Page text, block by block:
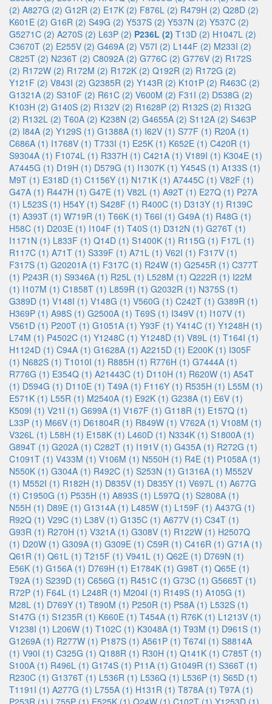
(2) A827G (2) G12R (2) E17K (2) F876L (2) R479H (2) Q28D (2)
K601E (2) G16R (2) S49G (2) Y537S (2) Y537N (2) Y537C (2)
G5271C (2) A270S (2) L63P (2) P236L (2) T13D (2) H1047L (2)
C3670T (2) E255V (2) G469A (2) V57I (2) L144F (2) M233I (2)
C825T (2) N236T (2) C8092A (2) G776C (2) G776V (2) R172S
(2) R172W (2) R172M (2) R172K (2) Q192R (2) R172G (2)
Y121F (2) V843I (2) G2385R (2) Y143R (2) K101P (2) R463C (2)
G1321A (2) S310F (2) R61C (2) V600M (2) F31I (2) D538G (2)
K103H (2) G140S (2) R132V (2) R1628P (2) R132S (2) R132G
(2) R132L (2) T60A (2) K238N (2) G4655A (2) S112A (2) S463P
(2) I84A (2) Y129S (1) G1388A (1) I62V (1) S77F (1) R20A (1)
C686A (1) I1768V (1) T733I (1) E25K (1) K652E (1) C420R (1)
S9304A (1) F1074L (1) R337H (1) C421A (1) V189I (1) K304E (1)
A7445G (1) D19H (1) D579G (1) I1307K (1) Y454S (1) A133S (1)
M9T (1) E318D (1) C1156Y (1) N171K (1) A7445C (1) V82F (1)
G47A (1) R447H (1) G47E (1) V82L (1) A92T (1) E27Q (1) P27A
(1) L523S (1) H54Y (1) S428F (1) R400C (1) D313Y (1) R139C
(1) A393T (1) W719R (1) T66K (1) T66I (1) G49A (1) R48G (1)
H58C (1) D203E (1) I104F (1) T40S (1) D312N (1) G276T (1)
I1171N (1) L833F (1) Q14D (1) S1400K (1) R115G (1) F17L (1)
R117C (1) A71T (1) S339F (1) A71L (1) V62I (1) F317V (1)
F317S (1) G20201A (1) F317C (1) R24W (1) G2545R (1) C377T
(1) P243R (1) S9346A (1) R25L (1) L528M (1) Q222R (1) I22M
(1) I107M (1) C1858T (1) L859R (1) G2032R (1) N375S (1)
G389D (1) V148I (1) V148G (1) V560G (1) C242T (1) G389R (1)
H369P (1) A98S (1) G2500A (1) T69S (1) I349V (1) I107V (1)
V561D (1) P200T (1) G1051A (1) Y93F (1) Y414C (1) Y1248H (1)
L74M (1) P4502C (1) Y1248C (1) Y1248D (1) V89L (1) T164I (1)
H1124D (1) C94A (1) G1628A (1) A2215D (1) E200K (1) I305F
(1) N682S (1) T1010I (1) R885H (1) R776H (1) G7444A (1)
R776G (1) E354Q (1) A21443C (1) D110H (1) R620W (1) A54T
(1) D594G (1) D110E (1) T49A (1) F116Y (1) R535H (1) L55M (1)
E571K (1) L55R (1) M2540A (1) E92K (1) G238A (1) E6V (1)
K509I (1) V21I (1) G699A (1) V167F (1) G118R (1) E157Q (1)
L33P (1) M66V (1) D61804R (1) R849W (1) V762A (1) V108M (1)
V326L (1) L58H (1) E158K (1) L460D (1) N334K (1) S1800A (1)
G894T (1) G202A (1) C282T (1) I191V (1) G435A (1) R272G (1)
C1091T (1) V433M (1) V106M (1) N550H (1) R4E (1) P1058A (1)
N550K (1) G304A (1) R492C (1) S253N (1) G1316A (1) M552V
(1) M552I (1) R182H (1) D835V (1) D835Y (1) V697L (1) A677G
(1) C1950G (1) P535H (1) A893S (1) L597Q (1) S2808A (1)
N55H (1) D89E (1) G1314A (1) L485W (1) L159F (1) A437G (1)
R92Q (1) V29C (1) L38V (1) G135C (1) A677V (1) C34T (1)
G93R (1) R270H (1) V321A (1) G308V (1) R122W (1) H2507Q
(1) D20W (1) G309A (1) G309E (1) C59R (1) C416R (1) G71A (1)
Q61R (1) Q61L (1) T215F (1) V941L (1) Q62E (1) D769N (1)
E56K (1) G156A (1) D769H (1) E1784K (1) G98T (1) Q65E (1)
T92A (1) S239D (1) C656G (1) R451C (1) G73C (1) G5665T (1)
R72P (1) F64L (1) L248R (1) M204I (1) R149S (1) A105G (1)
M28L (1) D769Y (1) T890M (1) P250R (1) P58A (1) L532S (1)
S147G (1) S1235R (1) K660E (1) T454A (1) R76K (1) L1213V (1)
V1238I (1) L206W (1) T102C (1) K3048A (1) T93M (1) D961S (1)
G1269A (1) R277W (1) P187S (1) A561P (1) T674I (1) S8814A
(1) V90I (1) C325G (1) Q188R (1) R30H (1) Q141K (1) C785T (1)
S100A (1) R496L (1) G174S (1) P11A (1) G1049R (1) S366T (1)
R230C (1) G1376T (1) L536R (1) L536Q (1) L536P (1) S65D (1)
T1191I (1) A277G (1) L755A (1) H131R (1) T878A (1) T97A (1)
P253R (1) L755P (1) E525K (1) Q24W (1) C102T (1) Y1253D (1)